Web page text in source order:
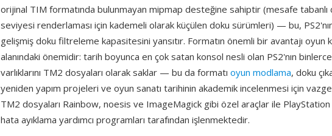
orijinal TIM formatında bulunmayan mipmap desteğine sahiptir (mesafe tabanlı
seviyesi renderlaması için kademeli olarak küçülen doku sürümleri) — bu,
gelişmiş doku filtreleme kapasitesini yansıtır. Formatın önemli bir avantajı oyun
alanındaki önemidir: tarih boyunca en çok satan konsol nesli olan PS2'nın
varlıklarını TM2 dosyaları olarak saklar — bu da formatı oyun modlama, doku
yeniden yapım projeleri ve oyun sanatı tarihinin akademik incelenmesi için
TM2 dosyaları Rainbow, noesis ve ImageMagick gibi özel araçlar ile
hata ayıklama yardımcı programları tarafından işlenmektedir.